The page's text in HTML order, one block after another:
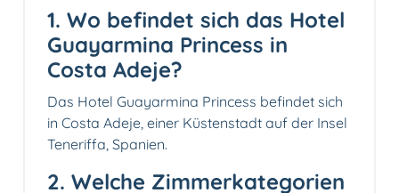
1. Wo befindet sich das Hotel
Guayarmina Princess in
Costa Adeje?
Das Hotel Guayarmina Princess befindet sich
in Costa Adeje, einer Küstenstadt auf der Insel
Teneriffa, Spanien.
2. Welche Zimmerkategorien